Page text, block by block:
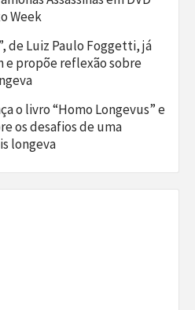
Week
de Luiz Paulo Foggetti, já
e propõe reflexão sobre
o livro “Homo Longevus” e
os desafios de uma
longeva